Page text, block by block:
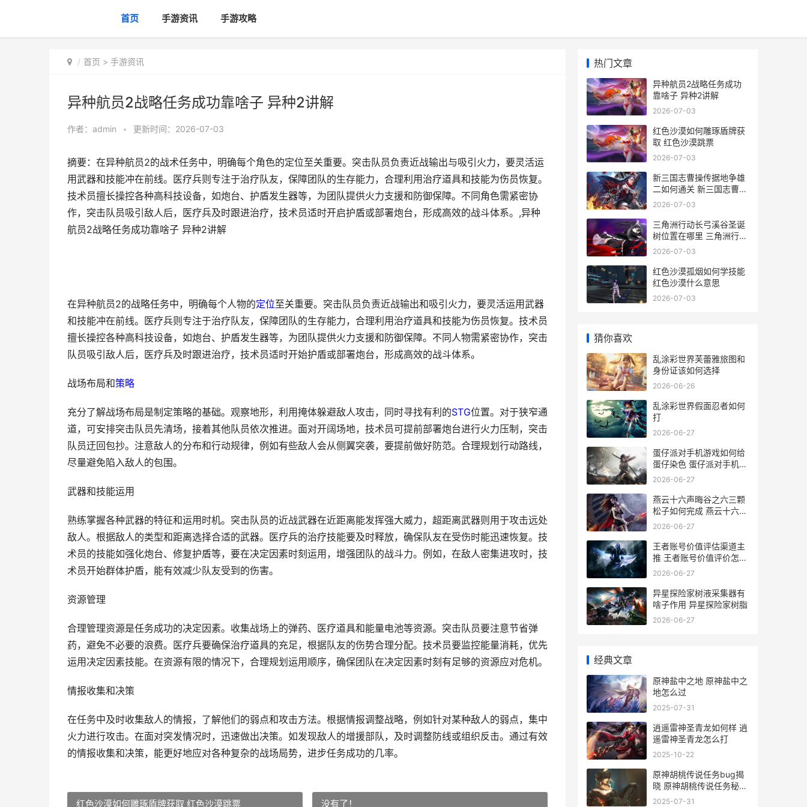
首页 手游资讯 手游攻略
首页 > 手游资讯
异种航员2战略任务成功靠啥子 异种2讲解
作者： admin • 更新时间：2026-07-03
摘要：在异种航员2的战术任务中，明确每个角色的定位至关重要。突击队员负责近战输出与吸引火力，要灵活运
用武器和技能冲在前线。医疗兵则专注于治疗队友，保障团队的生存能力，合理利用治疗道具和技能为伤员恢复。
技术员擅长操控各种高科技设备，如炮台、护盾发生器等，为团队提供火力支援和防御保障。不同角色需紧密协
作，突击队员吸引敌人后，医疗兵及时跟进治疗，技术员适时开启护盾或部署炮台，形成高效的战斗体系。,异种
航员2战略任务成功靠啥子 异种2讲解
在异种航员2的战略任务中，明确每个人物的定位至关重要。突击队员负责近战输出和吸引火力，要灵活运用武器
和技能冲在前线。医疗兵则专注于治疗队友，保障团队的生存能力，合理利用治疗道具和技能为伤员恢复。技术员
擅长操控各种高科技设备，如炮台、护盾发生器等，为团队提供火力支援和防御保障。不同人物需紧密协作，突击
队员吸引敌人后，医疗兵及时跟进治疗，技术员适时开始护盾或部署炮台，形成高效的战斗体系。
战场布局和策略
充分了解战场布局是制定策略的基础。观察地形，利用掩体躲避敌人攻击，同时寻找有利的STG位置。对于狭窄通
道，可安排突击队员先清场，接着其他队员依次推进。面对开阔场地，技术员可提前部署炮台进行火力压制，突击
队员迂回包抄。注意敌人的分布和行动规律，例如有些敌人会从侧翼突袭，要提前做好防范。合理规划行动路线，
尽量避免陷入敌人的包围。
武器和技能运用
熟练掌握各种武器的特征和运用时机。突击队员的近战武器在近距离能发挥强大威力，超距离武器则用于攻击远处
敌人。根据敌人的类型和距离选择合适的武器。医疗兵的治疗技能要及时释放，确保队友在受伤时能迅速恢复。技
术员的技能如强化炮台、修复护盾等，要在决定因素时刻运用，增强团队的战斗力。例如，在敌人密集进攻时，技
术员开始群体护盾，能有效减少队友受到的伤害。
资源管理
合理管理资源是任务成功的决定因素。收集战场上的弹药、医疗道具和能量电池等资源。突击队员要注意节省弹
药，避免不必要的浪费。医疗兵要确保治疗道具的充足，根据队友的伤势合理分配。技术员要监控能量消耗，优先
运用决定因素技能。在资源有限的情况下，合理规划运用顺序，确保团队在决定因素时刻有足够的资源应对危机。
情报收集和决策
在任务中及时收集敌人的情报，了解他们的弱点和攻击方法。根据情报调整战略，例如针对某种敌人的弱点，集中
火力进行攻击。在面对突发情况时，迅速做出决策。如发现敌人的增援部队，及时调整防线或组织反击。通过有效
的情报收集和决策，能更好地应对各种复杂的战场局势，进步任务成功的几率。
红色沙漠如何雕琢盾牌获取 红色沙漠跳票 没有了！
热门文章
异种航员2战略任务成功
靠啥子 异种2讲解
2026-07-03
红色沙漠如何雕琢盾牌获
取 红色沙漠跳票
2026-07-03
新三国志曹操传据地争雄
二如何通关 新三国志曹操
传t0
2026-07-03
三角洲行动长弓溪谷圣诞
树位置在哪里 三角洲行动
长弓溪谷隐秘钥匙房
2026-07-03
红色沙漠孤烟如何学技能
红色沙漠什么意思
2026-07-03
猜你喜欢
乱涂彩世界芙蕾雅旅图和
身份证该如何选择
2026-06-26
乱涂彩世界假面忍者如何
打
2026-06-27
蛋仔派对手机游戏如何给
蛋仔染色 蛋仔派对手机游
戏如何查账号或密码
2026-06-27
燕云十六声晦谷之六三颗
松子如何完成 燕云十六声
晦谷天地万籁
2026-06-27
王者账号价值评估渠道主
推 王者账号价值评价怎么
看
2026-06-27
异星探险家树液采集器有
啥子作用 异星探险家树脂
2026-06-27
经典文章
原神盐中之地 原神盐中之
地怎么过
2025-07-31
逍遥雷神圣青龙如何样 逍
遥雷神圣青龙怎么打
2025-10-22
原神胡桃传说任务bug揭
晓 原神胡桃传说任务秘境
第二个鬼火
2025-07-31